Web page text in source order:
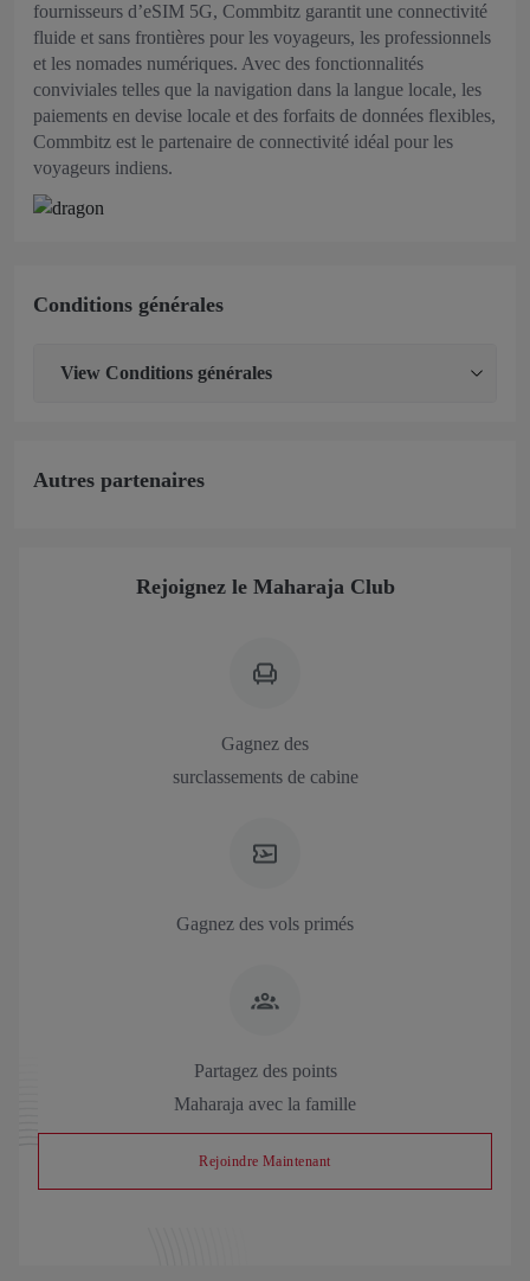
fournisseurs d’eSIM 5G, Commbitz garantit une connectivité
fluide et sans frontières pour les voyageurs, les professionnels
et les nomades numériques. Avec des fonctionnalités
conviviales telles que la navigation dans la langue locale, les
paiements en devise locale et des forfaits de données flexibles,
Commbitz est le partenaire de connectivité idéal pour les
voyageurs indiens.
Conditions générales
View Conditions générales
Autres partenaires
Rejoignez le Maharaja Club
Gagnez des
surclassements de cabine
Gagnez des vols primés
Partagez des points
Maharaja avec la famille
Rejoindre Maintenant